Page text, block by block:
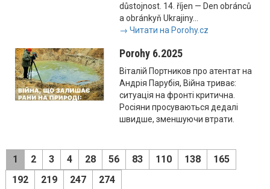
důstojnost. 14. říjen — Den obránců
a obránkyň Ukrajiny...
→ Читати на Porohy.cz
Porohy 6.2025
Віталій Портников про атентат на
Андрія Парубія, Війна триває:
ситуація на фронті критична.
Росіяни просуваються дедалі
швидше, зменшуючи втрати.
1 2 3 4 28 56 83 110 138
165
192
219 247 274